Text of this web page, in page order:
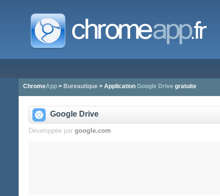
ChromeApp> Bureautique> Application Google Drive gratuite
Google Drive
Développée par google.com